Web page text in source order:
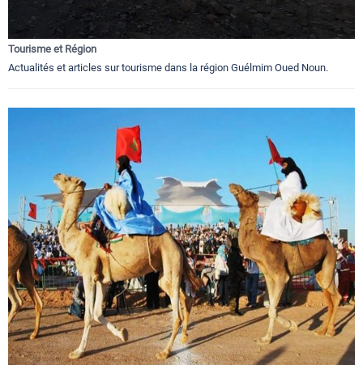
Tourisme et Région
Actualités et articles sur tourisme dans la région Guélmim Oued Noun.